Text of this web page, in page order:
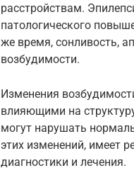
расстройствам.
патологического
же время, сонливость,
возбудимости.
Изменения
влияющими на
могут нарушать
этих изменений, имеет
диагностики и лечения.